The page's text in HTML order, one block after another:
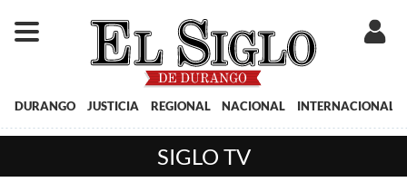
DURANGO JUSTICIA REGIONAL NACIONAL INTERNACIONAL
SIGLO TV